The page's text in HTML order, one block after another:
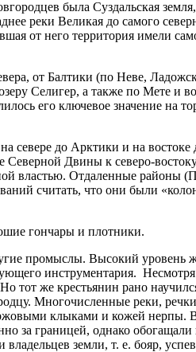
была Суздальская
реки Великая до самого
от него территория имели
от Балтики (по Неве,
Селигер, а также по Мете и
его ключевое значение на
севере до Арктики и на
Двины к северо-
властью. Отдаленные
считать, что они были
гончары и плотники.
промыслы. Высокий уровень
инструментария.
тот же крестьянин рано
Многочисленные реки,
клыками и кожей нерпы.
за границей, однако обогащали
земли, т. е. бояр,